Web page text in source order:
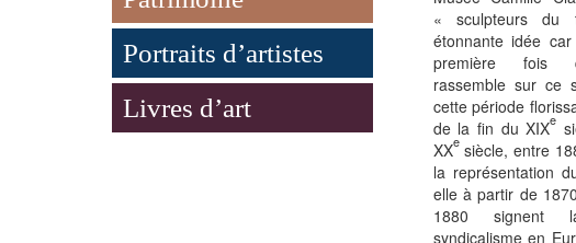
Portraits d’artistes
Livres d’art
« sculpteurs du
étonnante idée
première fois
rassemble sur ce
cette période
de la fin du XIXe
XXesiècle, entre
la représentation
elle à partir de
1880 signent
syndicalisme en